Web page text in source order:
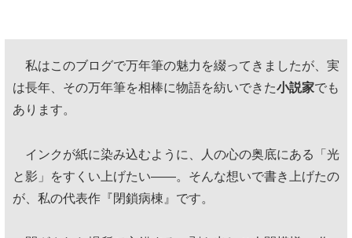
私はこのブログで万年筆の魅力を綴ってきましたが、実
は長年、その万年筆を相棒に物語を紡いできた小説家でも
あります。
インクが紙に染み込むように、人の心の奥底にある「光
と影」をすくい上げたい——。そんな想いで書き上げたの
が、私の代表作『閉鎖病棟』です。